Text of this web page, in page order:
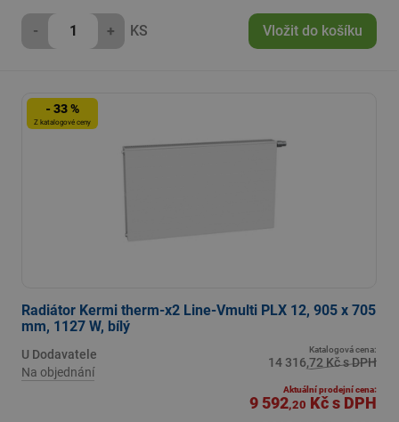
- + KS Vložit do košíku
- 33 %
Z katalogové ceny
Radiátor Kermi therm-x2 Line-Vmulti PLX 12, 905 x 705
mm, 1127 W, bílý
U Dodavatele
Na objednání
Katalogová cena:
14 316,72 Kč s DPH
Aktuální prodejní cena:
9 592,20 Kčs DPH